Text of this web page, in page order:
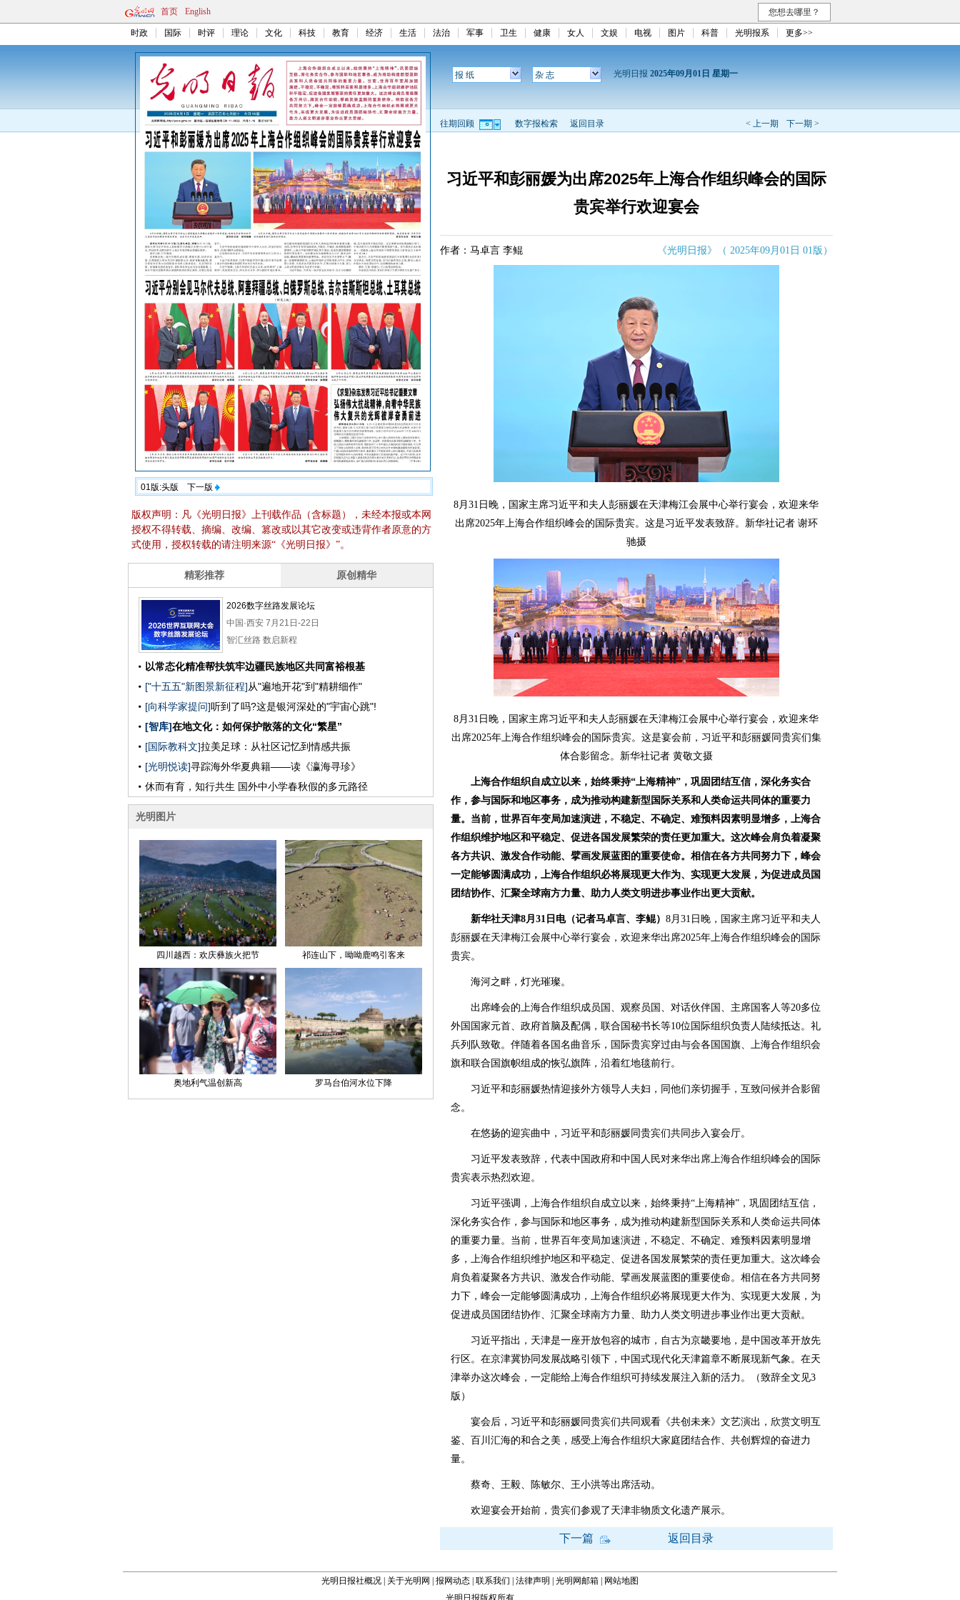
首页 English 您想去哪里？
时政 国际 时评 理论 文化 科技 教育 经济 生活 法治 军事 卫生 健康 女人 文娱 电视 图片 科普 光明报系 更多>>
01版:头版 下一版
版权声明：凡《光明日报》上刊载作品（含标题），未经本报或本网
授权不得转载、摘编、改编、篡改或以其它改变或违背作者原意的方
式使用，授权转载的请注明来源“《光明日报》”。
报 纸 杂 志 光明日报 2025年09月01日 星期一
< 上一期 下一期 >
往期回顾 数字报检索 返回目录
习近平和彭丽媛为出席2025年上海合作组织峰会的国际
贵宾举行欢迎宴会
作者：马卓言 李鲲 《光明日报》（ 2025年09月01日 01版）
8月31日晚，国家主席习近平和夫人彭丽媛在天津梅江会展中心举行宴会，欢迎来华
出席2025年上海合作组织峰会的国际贵宾。这是习近平发表致辞。新华社记者 谢环
驰摄
8月31日晚，国家主席习近平和夫人彭丽媛在天津梅江会展中心举行宴会，欢迎来华
出席2025年上海合作组织峰会的国际贵宾。这是宴会前，习近平和彭丽媛同贵宾们集
体合影留念。新华社记者 黄敬文摄
上海合作组织自成立以来，始终秉持“上海精神”，巩固团结互信，深化务实合
作，参与国际和地区事务，成为推动构建新型国际关系和人类命运共同体的重要力
量。当前，世界百年变局加速演进，不稳定、不确定、难预料因素明显增多，上海合
作组织维护地区和平稳定、促进各国发展繁荣的责任更加重大。这次峰会肩负着凝聚
各方共识、激发合作动能、擘画发展蓝图的重要使命。相信在各方共同努力下，峰会
一定能够圆满成功，上海合作组织必将展现更大作为、实现更大发展，为促进成员国
团结协作、汇聚全球南方力量、助力人类文明进步事业作出更大贡献。
新华社天津8月31日电（记者马卓言、李鲲） 8月31日晚，国家主席习近平和夫人
彭丽媛在天津梅江会展中心举行宴会，欢迎来华出席2025年上海合作组织峰会的国际
贵宾。
海河之畔，灯光璀璨。
出席峰会的上海合作组织成员国、观察员国、对话伙伴国、主席国客人等20多位
外国国家元首、政府首脑及配偶，联合国秘书长等10位国际组织负责人陆续抵达。礼
兵列队致敬。伴随着各国名曲音乐，国际贵宾穿过由与会各国国旗、上海合作组织会
旗和联合国旗帜组成的恢弘旗阵，沿着红地毯前行。
习近平和彭丽媛热情迎接外方领导人夫妇，同他们亲切握手，互致问候并合影留
念。
在悠扬的迎宾曲中，习近平和彭丽媛同贵宾们共同步入宴会厅。
习近平发表致辞，代表中国政府和中国人民对来华出席上海合作组织峰会的国际
贵宾表示热烈欢迎。
习近平强调，上海合作组织自成立以来，始终秉持“上海精神”，巩固团结互信，
深化务实合作，参与国际和地区事务，成为推动构建新型国际关系和人类命运共同体
的重要力量。当前，世界百年变局加速演进，不稳定、不确定、难预料因素明显增
多，上海合作组织维护地区和平稳定、促进各国发展繁荣的责任更加重大。这次峰会
肩负着凝聚各方共识、激发合作动能、擘画发展蓝图的重要使命。相信在各方共同努
力下，峰会一定能够圆满成功，上海合作组织必将展现更大作为、实现更大发展，为
促进成员国团结协作、汇聚全球南方力量、助力人类文明进步事业作出更大贡献。
习近平指出，天津是一座开放包容的城市，自古为京畿要地，是中国改革开放先
行区。在京津冀协同发展战略引领下，中国式现代化天津篇章不断展现新气象。在天
津举办这次峰会，一定能给上海合作组织可持续发展注入新的活力。（致辞全文见3
版）
宴会后，习近平和彭丽媛同贵宾们共同观看《共创未来》文艺演出，欣赏文明互
鉴、百川汇海的和合之美，感受上海合作组织大家庭团结合作、共创辉煌的奋进力
量。
蔡奇、王毅、陈敏尔、王小洪等出席活动。
欢迎宴会开始前，贵宾们参观了天津非物质文化遗产展示。
下一篇 返回目录
光明日报社概况 关于光明网 报网动态 联系我们 法律声明 光明网邮箱
网站地图
光明日报版权所有